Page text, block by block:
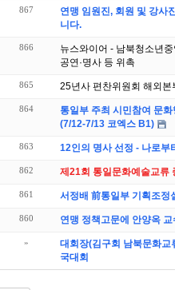
867
연맹 임원진, 회원 및 강사
니다.
866
뉴스와이어 - 남북청소년
공연·명사 등 위촉
865 25년사 편찬위원회 해외
864
통일부 주최 시민참여 문
(7/12-7/13 코엑스 B1)
863 12인의 명사 선정 - 나로부
862 제21회 통일문화예술교류
861 서정배 前통일부 기획조정
860 연맹 정책고문에 안양옥
»
대회장(김구회 남북문화
국대회